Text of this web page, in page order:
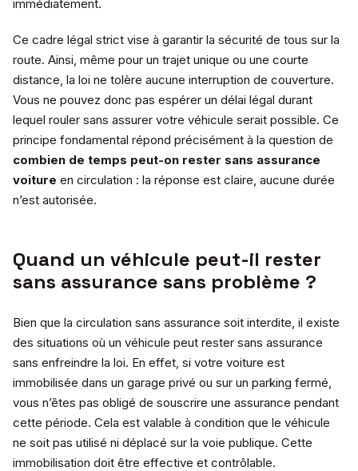
immédiatement.
Ce cadre légal strict vise à garantir la sécurité de tous sur la
route. Ainsi, même pour un trajet unique ou une courte
distance, la loi ne tolère aucune interruption de couverture.
Vous ne pouvez donc pas espérer un délai légal durant
lequel rouler sans assurer votre véhicule serait possible. Ce
principe fondamental répond précisément à la question de
combien de temps peut-on rester sans assurance
voiture en circulation : la réponse est claire, aucune durée
n’est autorisée.
Quand un véhicule peut-il rester
sans assurance sans problème ?
Bien que la circulation sans assurance soit interdite, il existe
des situations où un véhicule peut rester sans assurance
sans enfreindre la loi. En effet, si votre voiture est
immobilisée dans un garage privé ou sur un parking fermé,
vous n’êtes pas obligé de souscrire une assurance pendant
cette période. Cela est valable à condition que le véhicule
ne soit pas utilisé ni déplacé sur la voie publique. Cette
immobilisation doit être effective et contrôlable.